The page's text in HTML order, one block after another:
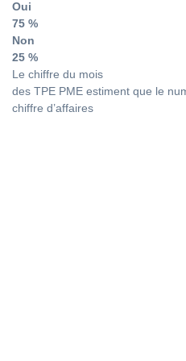
Oui
75 %
Non
25 %
Le chiffre du mois
des TPE PME estiment que le
chiffre d’affaires